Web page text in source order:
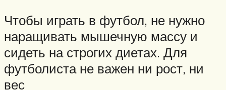
Чтобы играть в футбол, не нужно
наращивать мышечную массу и
сидеть на строгих диетах. Для
футболиста не важен ни рост, ни
вес